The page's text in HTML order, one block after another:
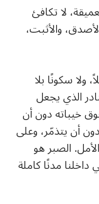
لا تكافئ
والأثبت،
ولا سكونًا بلا
الذي يجعل
خيباته دون أن
أن يتذمّر، وعلى
الصبر هو
داخلنا مدنًا كاملة